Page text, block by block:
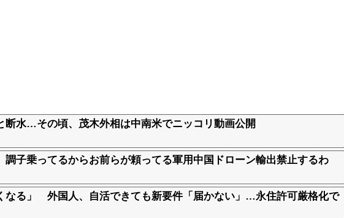
断水…その頃、茂木外相は中南米でニッコリ動画公開
調子乗ってるからお前らが頼ってる軍用中国ドローン輸出禁止するわ
なる」 外国人、自活できても新要件「届かない」…永住許可厳格化で